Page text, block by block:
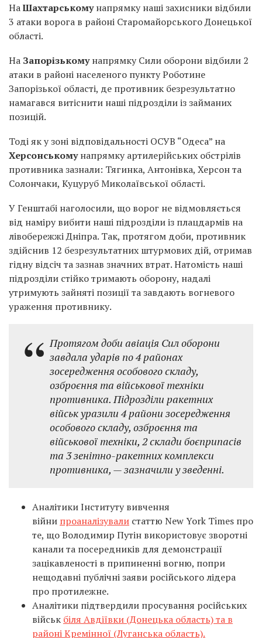
НаШахтарськомунапрямку наші захисники відбили
3 атаки ворога в районі Старомайорського Донецької
області.
На Запорізькомунапрямку Сили оборони відбили 2
атаки в районі населеного пункту Роботине
Запорізької області, де противник безрезультатно
намагався витіснити наші підрозділи із займаних
позицій.
Тоді як у зоні відповідальності ОСУВ “Одеса” на
Херсонськомунапрямку артилерійських обстрілів
противника зазнали: Тягинка, Антонівка, Херсон та
Солончаки, Куцуруб Миколаївської області.
У Генштабі наголосили, що ворог не відмовляється
від наміру вибити наші підрозділи із плацдармів на
лівобережжі Дніпра. Так, протягом доби, противник
здійснив 12 безрезультатних штурмових дій, отримав
гідну відсіч та зазнав значних втрат. Натомість наші
підрозділи стійко тримають оборону, надалі
утримують зайняті позиції та завдають вогневого
ураження противнику.
Протягом доби авіація Сил оборони
завдала ударів по 4 районах
зосередження особового складу,
озброєння та військової техніки
противника. Підрозділи ракетних
військ уразили 4 райони зосередження
особового складу, озброєння та
військової техніки, 2 склади боєприпасів
та 3 зенітно-ракетних комплекси
противника, — зазначили у зведенні.
Аналітики Інституту вивчення
війни проаналізували статтю New York Times про
те, що Володимир Путін використовує зворотні
канали та посередників для демонстрації
зацікавленості в припиненні вогню, попри
нещодавні публічні заяви російського лідера
про протилежне.
Аналітики підтвердили просування російських
військ біля Авдіївки (Донецька область) та в
районі Кремінної (Луганська область).